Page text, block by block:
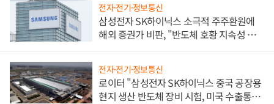
전자·전기·정보통신
삼성전자 SK하이닉스 소극적 주주환원에
해외 증권가 비판, "반도체 호황 지속성 의
전자·전기·정보통신
로이터 "삼성전자 SK하이닉스 중국 공장용
현지 생산 반도체 장비 시험, 미국 수출통제